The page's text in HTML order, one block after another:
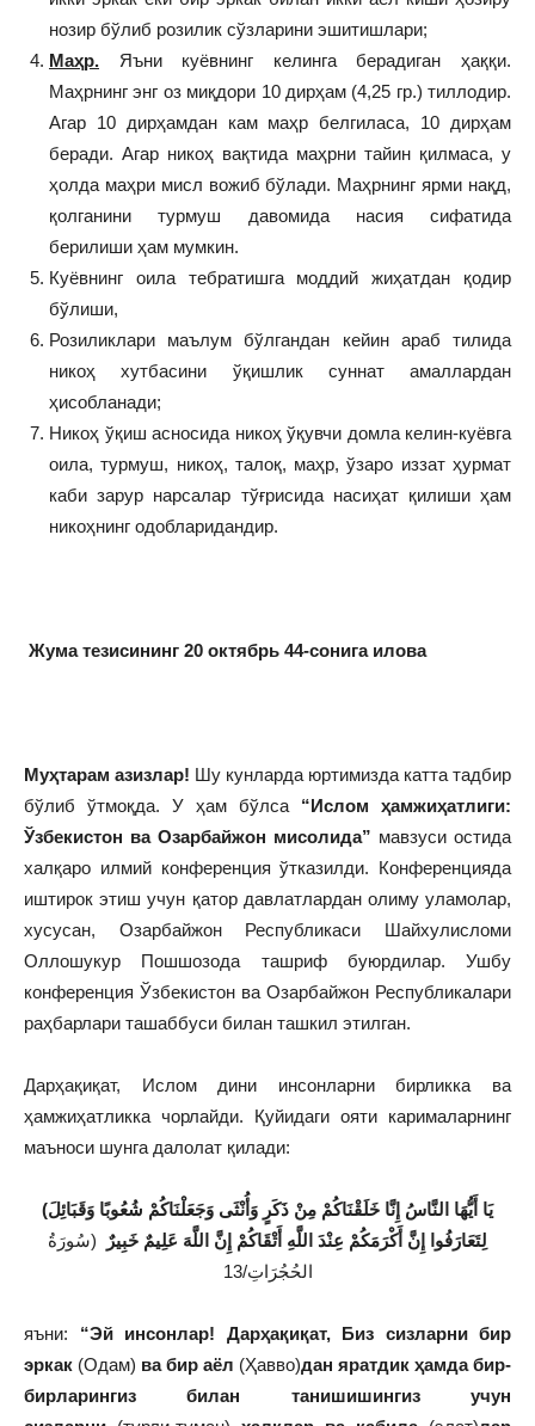
нозир бўлиб розилик сўзларини эшитишлари;
Маҳр. Яъни куёвнинг келинга берадиган ҳаққи.
Маҳрнинг энг оз миқдори 10 дирҳам (4,25 гр.) тиллодир.
Агар 10 дирҳамдан кам маҳр белгиласа, 10 дирҳам
беради. Агар никоҳ вақтида маҳрни тайин қилмаса, у
ҳолда маҳри мисл вожиб бўлади. Маҳрнинг ярми нақд,
қолганини турмуш давомида насия сифатида
берилиши ҳам мумкин.
Куёвнинг оила тебратишга моддий жиҳатдан қодир
бўлиши,
Розиликлари маълум бўлгандан кейин араб тилида
никоҳ хутбасини ўқишлик суннат амаллардан
ҳисобланади;
Никоҳ ўқиш асносида никоҳ ўқувчи домла келин-куёвга
оила, турмуш, никоҳ, талоқ, маҳр, ўзаро иззат ҳурмат
каби зарур нарсалар тўғрисида насиҳат қилиши ҳам
никоҳнинг одобларидандир.
Жума тезисининг 20 октябрь 44-сонига илова
Муҳтарам азизлар! Шу кунларда юртимизда катта тадбир
бўлиб ўтмоқда. У ҳам бўлса “Ислом ҳамжиҳатлиги:
Ўзбекистон ва Озарбайжон мисолида” мавзуси остида
халқаро илмий конференция ўтказилди. Конференцияда
иштирок этиш учун қатор давлатлардан олиму уламолар,
хусусан, Озарбайжон Республикаси Шайхулисломи
Оллошукур Пошшозода ташриф буюрдилар. Ушбу
конференция Ўзбекистон ва Озарбайжон Республикалари
раҳбарлари ташаббуси билан ташкил этилган.
Дарҳақиқат, Ислом дини инсонларни бирликка ва
ҳамжиҳатликка чорлайди. Қуйидаги ояти карималарнинг
маъноси шунга далолат қилади:
(يَا أَيُّهَا النَّاسُ إِنَّا خَلَقْنَاكُمْ مِنْ ذَكَرٍ وَأُنْثَى وَجَعَلْنَاكُمْ شُعُوبًا وَقَبَائِلَ
لِتَعَارَفُوا إِنَّ أَكْرَمَكُمْ عِنْدَ اللَّهِ أَتْقَاكُمْ إِنَّ اللَّهَ عَلِيمٌ خَبِيرٌ
(سُورَةُ
الحُجُرَاتِ/13
яъни: “Эй инсонлар! Дарҳақиқат, Биз сизларни бир
эркак (Одам) ва бир аёл (Ҳавво)дан яратдик ҳамда бир-
бирларингиз билан танишишингиз учун